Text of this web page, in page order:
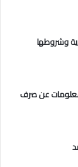
وشروطها
عن صرف